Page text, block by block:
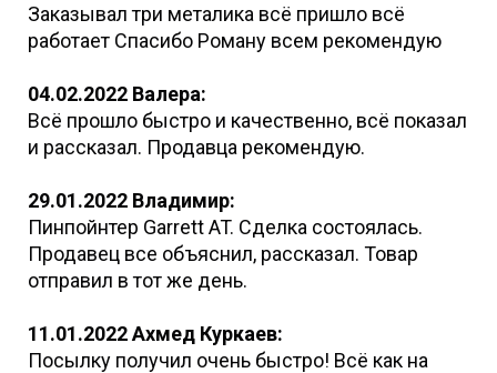
Заказывал три металика всё пришло всё
работает Спасибо Роману всем рекомендую
04.02.2022 Валера:
Всё прошло быстро и качественно, всё показал
и рассказал. Продавца рекомендую.
29.01.2022 Владимир:
Пинпойнтер Garrett AT. Сделка состоялась.
Продавец все объяснил, рассказал. Товар
отправил в тот же день.
11.01.2022 Ахмед Куркаев:
Посылку получил очень быстро! Всё как на